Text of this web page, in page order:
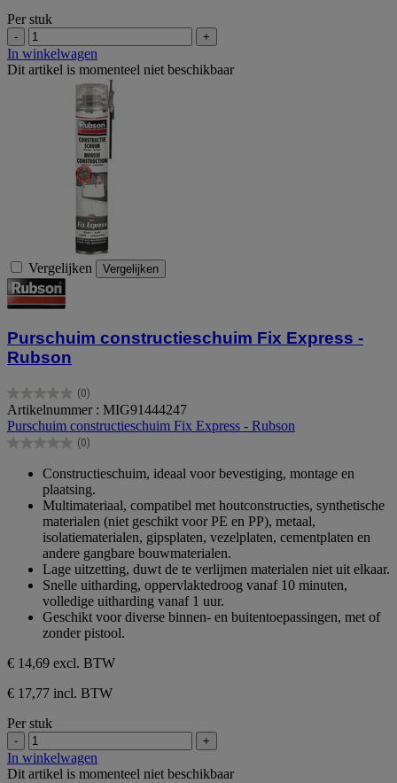
Per stuk
- +
In winkelwagen
Dit artikel is momenteel niet beschikbaar
Vergelijken Vergelijken
Purschuim constructieschuim Fix Express -
Rubson
(0)
0.0
van
de
5
Artikelnummer : MIG91444247
Purschuim constructieschuim Fix Express - Rubson
(0)
0.0
sterren.
Constructieschuim, ideaal voor bevestiging, montage en
plaatsing.
Multimateriaal, compatibel met houtconstructies, synthetische
materialen (niet geschikt voor PE en PP), metaal,
isolatiematerialen, gipsplaten, vezelplaten, cementplaten en
andere gangbare bouwmaterialen.
Lage uitzetting, duwt de te verlijmen materialen niet uit elkaar.
Snelle uitharding, oppervlaktedroog vanaf 10 minuten,
volledige uitharding vanaf 1 uur.
Geschikt voor diverse binnen- en buitentoepassingen, met of
zonder pistool.
€ 14,69 excl. BTW
€ 17,77 incl. BTW
Per stuk
- +
In winkelwagen
Dit artikel is momenteel niet beschikbaar